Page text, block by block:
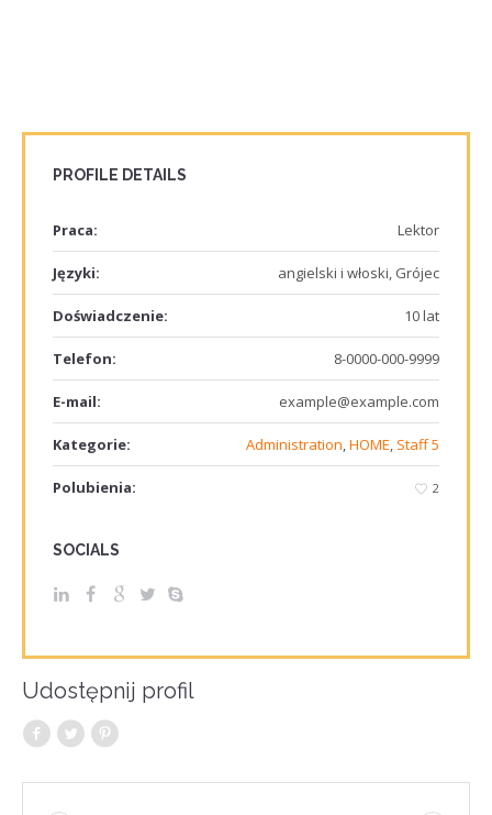
PROFILE DETAILS
Praca: Lektor
Języki: angielski i włoski, Grójec
Doświadczenie: 10 lat
Telefon: 8-0000-000-9999
E-mail: example@example.com
Kategorie: Administration,HOME, Staff 5
Polubienia: 2
SOCIALS
Udostępnij profil